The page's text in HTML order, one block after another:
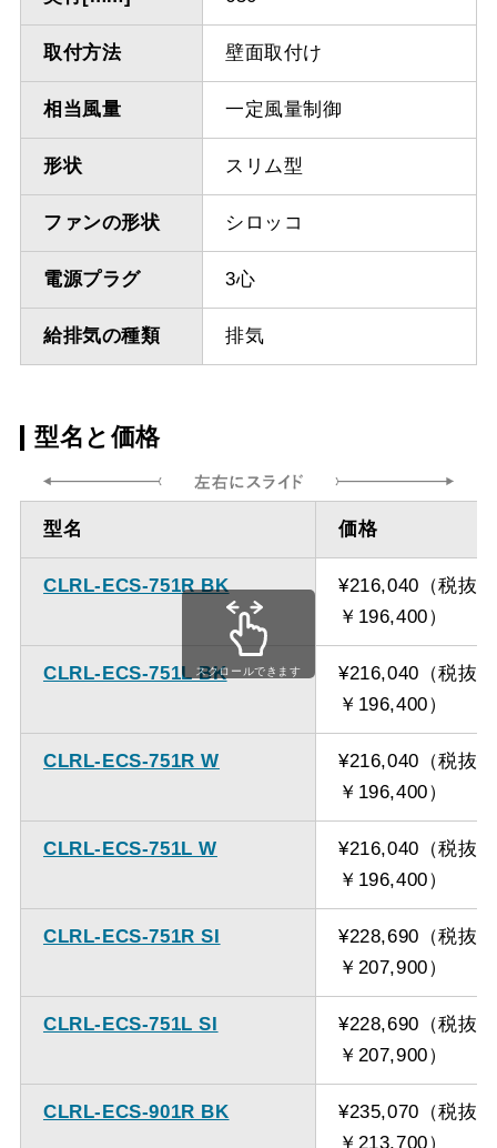
取付方法 壁面取付け
相当風量 一定風量制御
形状 スリム型
ファンの形状 シロッコ
電源プラグ 3心
給排気の種類 排気
型名と価格
型名 価格
CLRL-ECS-751R BK
¥216,040（税抜
￥196,400）
CLRL-ECS-751L BK
¥216,040（税抜
￥196,400）
CLRL-ECS-751R W
¥216,040（税抜
￥196,400）
CLRL-ECS-751L W
¥216,040（税抜
￥196,400）
CLRL-ECS-751R SI
¥228,690（税抜
￥207,900）
CLRL-ECS-751L SI
¥228,690（税抜
￥207,900）
CLRL-ECS-901R BK
¥235,070（税抜
￥213,700）
スクロールできます